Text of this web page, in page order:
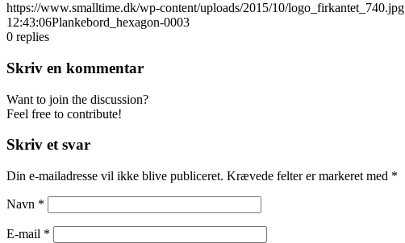
https://www.smalltime.dk/wp-content/uploads/2015/10/logo_firkantet_740.jpg
12:43:06Plankebord_hexagon-0003
0 replies
Skriv en kommentar
Want to join the discussion?
Feel free to contribute!
Skriv et svar
Din e-mailadresse vil ikke blive publiceret. Krævede felter er markeret med *
Navn *
E-mail *